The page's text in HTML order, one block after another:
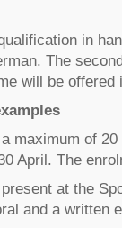
in
The
will be offered
maximum of
April. The
at the
and a written